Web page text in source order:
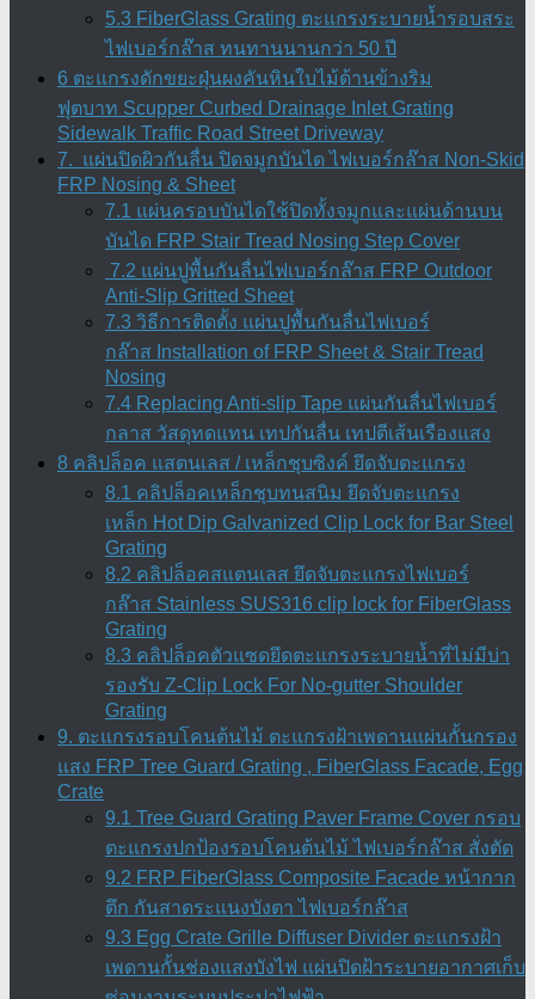
5.3 FiberGlass Grating ตะแกรงระบายน้ำรอบสระ
ไฟเบอร์กล๊าส ทนทานนานกว่า 50 ปี
6 ตะแกรงดักขยะฝุ่นผงคันหินใบไม้ด้านข้างริม
ฟุตบาท Scupper Curbed Drainage Inlet Grating
Sidewalk Traffic Road Street Driveway
7. แผ่นปิดผิวกันลื่น ปิดจมูกบันได ไฟเบอร์กล๊าส Non-Skid
FRP Nosing & Sheet
7.1 แผ่นครอบบันไดใช้ปิดทั้งจมูกและแผ่นด้านบน
บันได FRP Stair Tread Nosing Step Cover
7.2 แผ่นปูพื้นกันลื่นไฟเบอร์กล๊าส FRP Outdoor
Anti-Slip Gritted Sheet
7.3 วิธีการติดตั้ง แผ่นปูพื้นกันลื่นไฟเบอร์
กล๊าส Installation of FRP Sheet & Stair Tread
Nosing
7.4 Replacing Anti-slip Tape แผ่นกันลื่นไฟเบอร์
กลาส วัสดุทดแทน เทปกันลื่น เทปตีเส้นเรืองแสง
8 คลิปล็อค แสตนเลส / เหล็กชุบซิงค์ ยึดจับตะแกรง
8.1 คลิปล็อคเหล็กชุบทนสนิม ยึดจับตะแกรง
เหล็ก Hot Dip Galvanized Clip Lock for Bar Steel
Grating
8.2 คลิปล็อคสแตนเลส ยึดจับตะแกรงไฟเบอร์
กล๊าส Stainless SUS316 clip lock for FiberGlass
Grating
8.3 คลิปล็อคตัวแซดยึดตะแกรงระบายน้ำที่ไม่มีบ่า
รองรับ Z-Clip Lock For No-gutter Shoulder
Grating
9. ตะแกรงรอบโคนต้นไม้ ตะแกรงฝ้าเพดานแผ่นกั้นกรอง
แสง FRP Tree Guard Grating , FiberGlass Facade, Egg
Crate
9.1 Tree Guard Grating Paver Frame Cover กรอบ
ตะแกรงปกป้องรอบโคนต้นไม้ ไฟเบอร์กล๊าส สั่งตัด
9.2 FRP FiberGlass Composite Facade หน้ากาก
ตึก กันสาดระแนงบังตา ไฟเบอร์กล๊าส
9.3 Egg Crate Grille Diffuser Divider ตะแกรงฝ้า
เพดานกั้นช่องแสงบังไฟ แผ่นปิดฝ้าระบายอากาศเก็บ